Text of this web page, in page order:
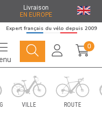
Livraison
EN EUROPE
de vélo
Expert français du vélo depuis 2009
0
VILLE ROUTE